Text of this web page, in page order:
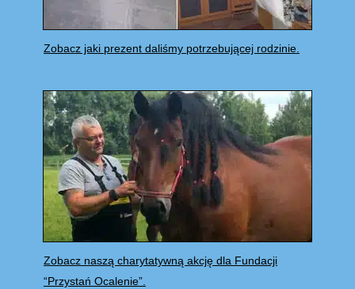
Zobacz jaki prezent daliśmy potrzebującej rodzinie.
Zobacz naszą charytatywną akcję dla Fundacji
“Przystań Ocalenie”.